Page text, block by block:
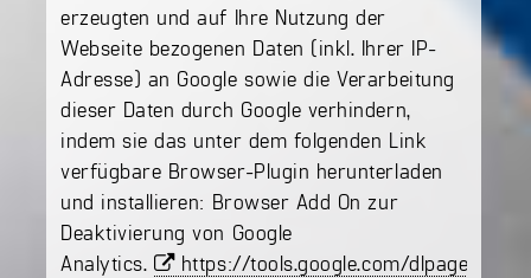
erzeugten und auf Ihre Nutzung der
Webseite bezogenen Daten (inkl. Ihrer IP-
Adresse) an Google sowie die Verarbeitung
dieser Daten durch Google verhindern,
indem sie das unter dem folgenden Link
verfügbare Browser-Plugin herunterladen
und installieren: Browser Add On zur
Deaktivierung von Google
Analytics.
https://tools.google.com/dlpage/